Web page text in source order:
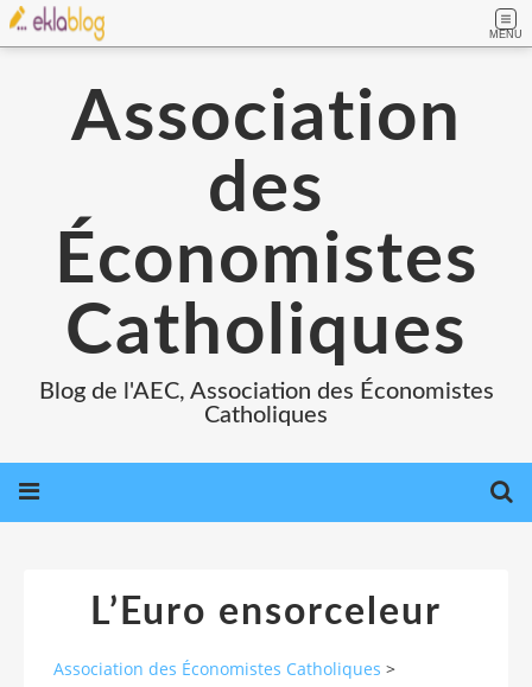
MENU
Association
des
Économistes
Catholiques
Blog de l'AEC, Association des Économistes
Catholiques
L’Euro ensorceleur
Association des Économistes Catholiques >